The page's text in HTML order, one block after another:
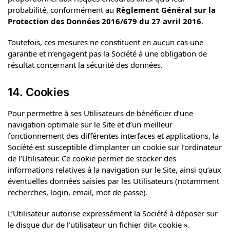
probabilité, conformément au Règlement Général sur la
Protection des Données 2016/679 du 27 avril 2016.
Toutefois, ces mesures ne constituent en aucun cas une
garantie et n’engagent pas la Société à une obligation de
résultat concernant la sécurité des données.
14. Cookies
Pour permettre à ses Utilisateurs de bénéficier d’une
navigation optimale sur le Site et d’un meilleur
fonctionnement des différentes interfaces et applications, la
Société est susceptible d’implanter un cookie sur l’ordinateur
de l’Utilisateur. Ce cookie permet de stocker des
informations relatives à la navigation sur le Site, ainsi qu’aux
éventuelles données saisies par les Utilisateurs (notamment
recherches, login, email, mot de passe).
L’Utilisateur autorise expressément la Société à déposer sur
le disque dur de l’utilisateur un fichier dit« cookie ».